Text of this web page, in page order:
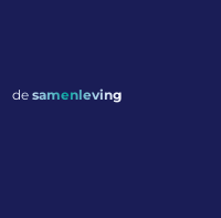
de samenleving